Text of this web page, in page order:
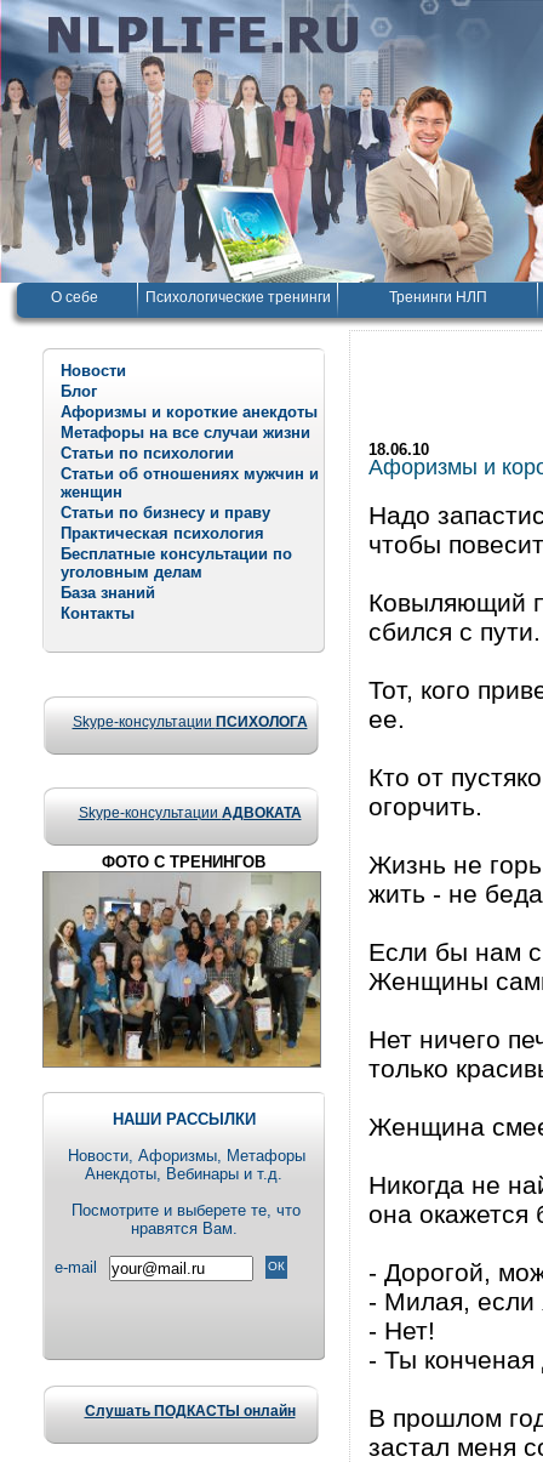
О себе Психологические тренинги Тренинги НЛП
Новости
Блог
Афоризмы и короткие анекдоты
Метафоры на все случаи жизни
Статьи по психологии
Статьи об отношениях мужчин и
женщин
Статьи по бизнесу и праву
Практическая психология
Бесплатные консультации по
уголовным делам
База знаний
Контакты
Skype-консультации ПСИХОЛОГА
Skype-консультации АДВОКАТА
ФОТО С ТРЕНИНГОВ
НАШИ РАССЫЛКИ
Новости, Aфоризмы, Метафоры
Анекдоты, Вебинары и т.д.
Посмотрите и выберете те, что
нравятся Вам.
e-mail
Слушать ПОДКАСТЫ онлайн
18.06.10
Афоризмы и
Надо
чтобы
Ковыляющий
сбился с
Тот, кого
ее.
Кто от
огорчить.
Жизнь не
жить - не
Если бы нам
Женщины
Нет ничего
только
Женщина
Никогда не
она окажется
- Дорогой,
- Милая, если
- Нет!
- Ты конченая
В прошлом
застал меня